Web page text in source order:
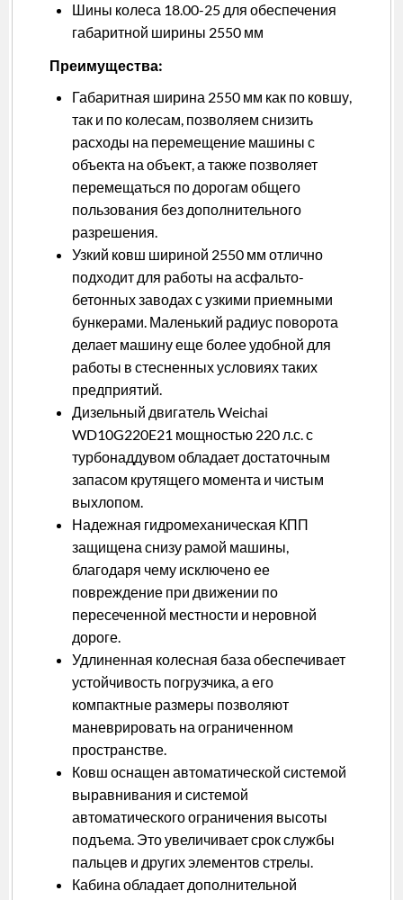
Шины колеса 18.00-25 для обеспечения
габаритной ширины 2550 мм
Преимущества:
Габаритная ширина 2550 мм как по ковшу,
так и по колесам, позволяем снизить
расходы на перемещение машины с
объекта на объект, а также позволяет
перемещаться по дорогам общего
пользования без дополнительного
разрешения.
Узкий ковш шириной 2550 мм отлично
подходит для работы на асфальто-
бетонных заводах с узкими приемными
бункерами. Маленький радиус поворота
делает машину еще более удобной для
работы в стесненных условиях таких
предприятий.
Дизельный двигатель Weichai
WD10G220E21 мощностью 220 л.с. с
турбонаддувом обладает достаточным
запасом крутящего момента и чистым
выхлопом.
Надежная гидромеханическая КПП
защищена снизу рамой машины,
благодаря чему исключено ее
повреждение при движении по
пересеченной местности и неровной
дороге.
Удлиненная колесная база обеспечивает
устойчивость погрузчика, а его
компактные размеры позволяют
маневрировать на ограниченном
пространстве.
Ковш оснащен автоматической системой
выравнивания и системой
автоматического ограничения высоты
подъема. Это увеличивает срок службы
пальцев и других элементов стрелы.
Кабина обладает дополнительной